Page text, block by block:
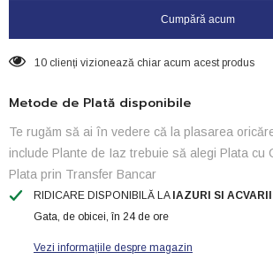
(4mm)
(4mm)
Cumpără acum
10 clienți vizionează chiar acum acest produs
Metode de Plată disponibile
Te rugăm să ai în vedere că la plasarea
include Plante de Iaz trebuie să alegi Plata cu
Plata prin Transfer Bancar
RIDICARE DISPONIBILĂ LA IAZURI SI
Gata, de obicei, în 24 de ore
Vezi informațiile despre magazin